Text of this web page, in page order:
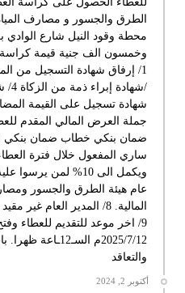
وخمسون الف جنية قيمة كراسة
جملة العرض المالي المقدم
ضمان بنكي خطاب ضمان بنكي
ساري المفعول خلال فترة
ويكمل الى 10% لمن
المالية. 8/ المدير العام
9/ اخر موعد للتقديم للعطاء
2025/7/12م
والتعاقد
أكتوبر 2, 2024